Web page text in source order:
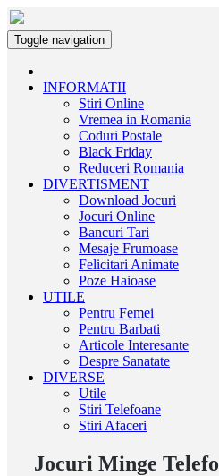
Toggle navigation
INFORMATII
Stiri Online
Vremea in Romania
Coduri Postale
Black Friday
Reduceri Romania
DIVERTISMENT
Download Jocuri
Jocuri Online
Bancuri Tari
Mesaje Frumoase
Felicitari Animate
Poze Haioase
UTILE
Pentru Femei
Pentru Barbati
Articole Interesante
Despre Sanatate
DIVERSE
Utile
Stiri Telefoane
Stiri Afaceri
Jocuri Minge